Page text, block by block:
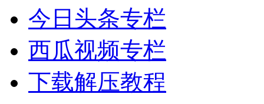
今日头条专栏
西瓜视频专栏
下载解压教程